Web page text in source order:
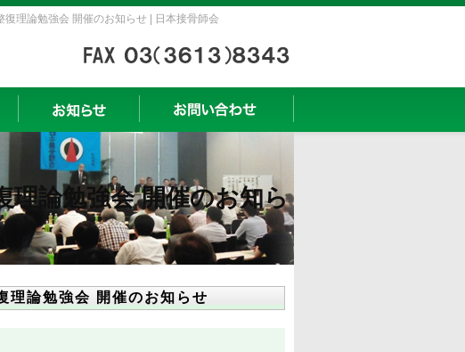
理論勉強会 開催のお知らせ | 日本接骨師会
理論勉強会 開催のお知ら
理論勉強会 開催のお知らせ